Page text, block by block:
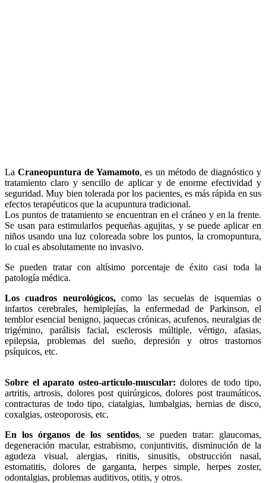
La Craneopuntura de Yamamoto, es un método de diagnóstico y
tratamiento claro y sencillo de aplicar y de enorme efectividad y
seguridad. Muy bien tolerada por los pacientes, es más rápida en sus
efectos terapéuticos que la acupuntura tradicional.
Los puntos de tratamiento se encuentran en el cráneo y en la frente.
Se usan para estimularlos pequeñas agujitas, y se puede aplicar en
niños usando una luz coloreada sobre los puntos, la cromopuntura,
lo cual es absolutamente no invasivo.
Se pueden tratar con altísimo porcentaje de éxito casi toda la
patología médica.
Los cuadros neurológicos,como las secuelas de isquemias o
infartos cerebrales, hemiplejías, la enfermedad de Parkinson, el
temblor esencial benigno, jaquecas crónicas, acufenos, neuralgias de
trigémino, parálisis facial, esclerosis múltiple, vértigo, afasias,
epilepsia, problemas del sueño, depresión y otros trastornos
psíquicos, etc.
Sobre el aparato osteo-articulo-muscular: dolores de todo tipo,
artritis, artrosis, dolores post quirúrgicos, dolores post traumáticos,
contracturas de todo tipo, ciatalgias, lumbalgias, hernias de disco,
coxalgias, osteoporosis, etc.
En los órganos de los sentidos, se pueden tratar: glaucomas,
degeneración macular, estrabismo, conjuntivitis, disminución de la
agudeza visual, alergias, rinitis, sinusitis, obstrucción nasal,
estomatitis, dolores de garganta, herpes simple, herpes zoster,
odontalgias, problemas auditivos, otitis, y otros.